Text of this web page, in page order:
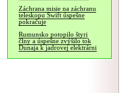
Záchrana misie na záchranu
teleskopu Swift úspešne
pokračuje
Rumunsko potopilo štyri
člny a úspešne zvýšilo tok
Dunaja k jadrovej elektrárni